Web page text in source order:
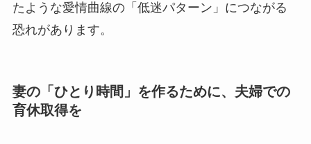
たような愛情曲線の「低迷パターン」につながる
恐れがあります。
妻の「ひとり時間」を作るために、夫婦での
育休取得を